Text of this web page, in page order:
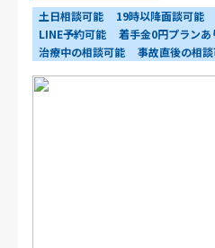
土日相談可能 19時以降面談可能
LINE予約可能
着手金0円プランあ
治療中の相談可能
事故直後の相